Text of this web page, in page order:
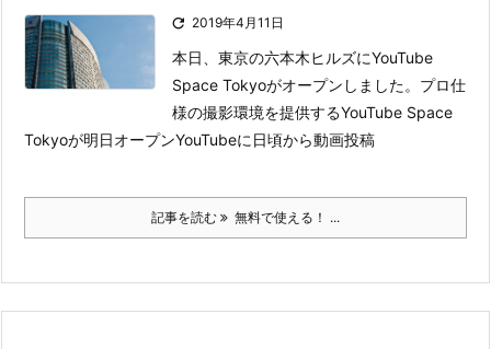
 2019年4月11日
本日、東京の六本木ヒルズにYouTube
Space Tokyoがオープンしました。 プロ仕
様の撮影環境を提供するYouTube Space
Tokyoが明日オープンYouTubeに日頃から動画投稿
記事を読む 無料で使える！ ...